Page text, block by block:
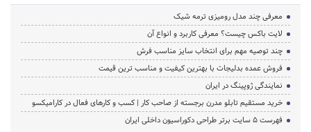
معرفی چند مدل رومیزی ترمه شیک
لایت باکس چیست؟ معرفی کاربرد و انواع آن
چند توصیه مهم برای انتخاب سایز مناسب فرش
فروش عمده بدلیجات با بهترین کیفیت و مناسب ترین قیمت
نمایندگی ژوپینگ در ایران
خرید مستقیم تابلو مدرن برجسته از صاحب کار | کسب و کارهای فعال در کارامیکسو
فهرست 5 سایت برتر طراحی دکوراسیون داخلی ایران